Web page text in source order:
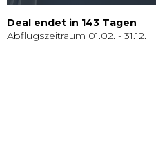
Deal endet in 143Tagen
Abflugszeitraum 01.02. - 31.12.